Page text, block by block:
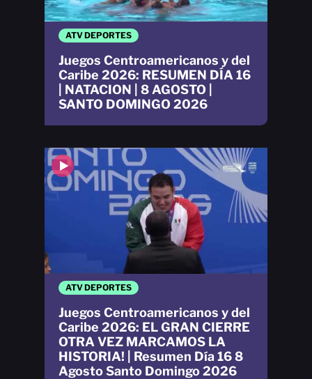
ATV DEPORTES
Juegos Centroamericanos y del
Caribe 2026: EL GRAN CIERRE
OTRA VEZ MARCAMOS LA
HISTORIA! | Resumen Día 16 8
Agosto Santo Domingo 2026
ATV DEPORTES
Juegos Centroamericanos y del
Caribe 2026: RESUMEN DÍA 16
| NATACION | 8 AGOSTO |
SANTO DOMINGO 2026